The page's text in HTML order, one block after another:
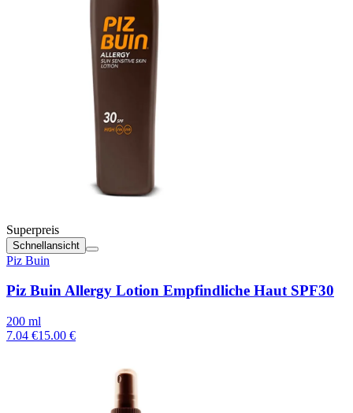
Superpreis
Schnellansicht
Piz Buin
Piz Buin Allergy Lotion Empfindliche Haut SPF30
200 ml
7.04 €15.00 €